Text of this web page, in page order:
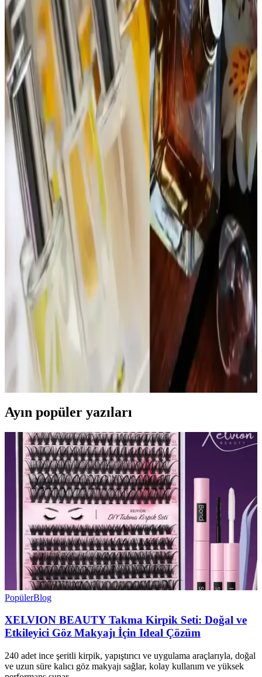
Jean Paul Gaultier La Belle Paradise Garden parfümü, tropikal ve
tatlı başlangıcıyla dikkat çekiyor. Vanilya ve muz notalarıyla sıcak
ve kremamsı bir karakter sunuyor. Şişe tasarımı da estetik değer
taşıyor.
1990'lar ve 2000'lerin Başındaki Katia Parfümü:
Hafif ve Tatlı Kokuya Sahip Unutulmuş Tasarım
1990'lar ve 2000'lerin başında popüler olan Katia parfümü, mat
beyaz şişesi ve yengeç pençesine benzeyen kapağıyla hafif ve tatlı
kokusuyla nostalji arayanların ilgisini çekiyor.
Dior Poison Parfüm Reformülasyonları ve
Yaşlanmanın Koku Üzerindeki Etkileri
Dior Poison parfümünde reformülasyonlar, yasal düzenlemeler ve
içerik temini nedeniyle koku değişikliklerine yol açar. EDT ve EDP
versiyonları, yaşlanma ve bölgesel farklılıklar da kokuyu etkiler.
1980'ler Love’s Cologne Parfüm Seti: Vintage
Kokular ve Gençlik Kültürünün İzleri
1980'ler Love’s Cologne parfüm seti, orijinal ve kullanılmamış
kokularıyla nostalji ve vintage parfüm meraklıları için değerli bir
koleksiyon sunar. Set, dönemin gençlik kültürünü yansıtan çeşitli
kokular içerir.
İnsanları Duraklatan ve Övgü Alan Parfümler:
Kalıcılık ve Uyumun Önemi
Reddit kullanıcılarının deneyimlerine göre, Chanel Coco
Mademoiselle ve Glossier You gibi parfümler kalıcılık ve
uyumlarıyla sıkça iltifat alıyor. Parfüm seçerken vücut kokusuyla
uyum ve mevsim dikkate alınmalı.
Ayın popüler yazıları
PopülerBlog
XELVION BEAUTY Takma Kirpik Seti: Doğal ve
Etkileyici Göz Makyajı İçin Ideal Çözüm
240 adet ince şeritli kirpik, yapıştırıcı ve uygulama araçlarıyla, doğal
ve uzun süre kalıcı göz makyajı sağlar, kolay kullanım ve yüksek